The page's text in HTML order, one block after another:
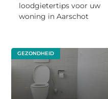
loodgietertips voor uw
woning in Aarschot
GEZONDHEID